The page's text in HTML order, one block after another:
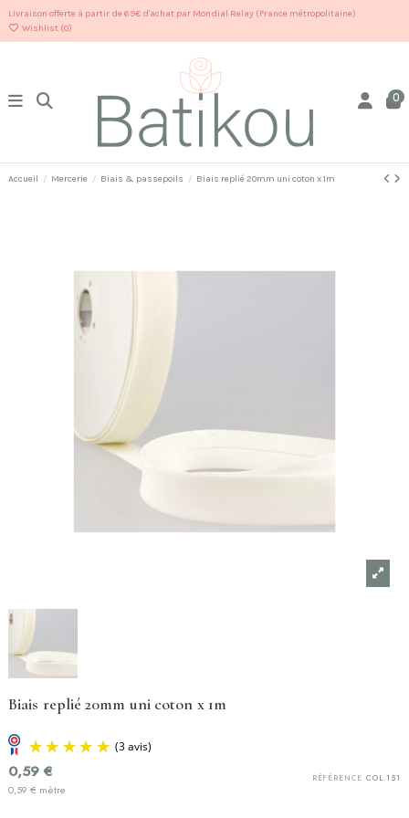
Livraison offerte à partir de 69€ d'achat par Mondial Relay (France métropolitaine)
Wishlist (0)
0
Accueil Mercerie Biais & passepoils Biais replié 20mm uni coton x 1m
Biais replié 20mm uni coton x 1m
RÉFÉRENCE COL.151
0,59 €
0,59 € mètre